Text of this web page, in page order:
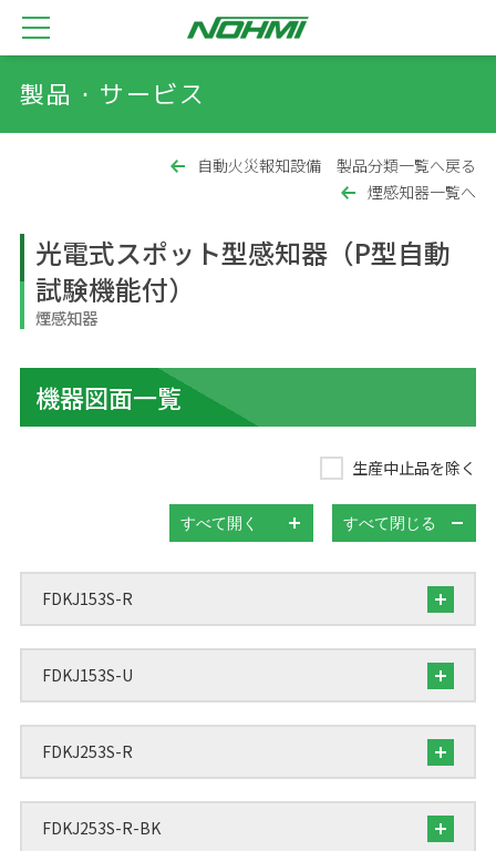
製品・サービス
自動火災報知設備 製品分類一覧へ戻る
煙感知器一覧へ
光電式スポット型感知器（P型自動
試験機能付）
煙感知器
機器図面一覧
生産中止品を除く
すべて開く すべて閉じる
FDKJ153S-R
FDKJ153S-U
FDKJ253S-R
FDKJ253S-R-BK